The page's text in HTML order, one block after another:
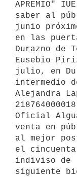
APREMIO"
saber al
junio
en las
Durazno de
Eusebio
julio, en
intermedio
Alejandra
Oficial
venta en
al mejor
el
indiviso de
siguiente